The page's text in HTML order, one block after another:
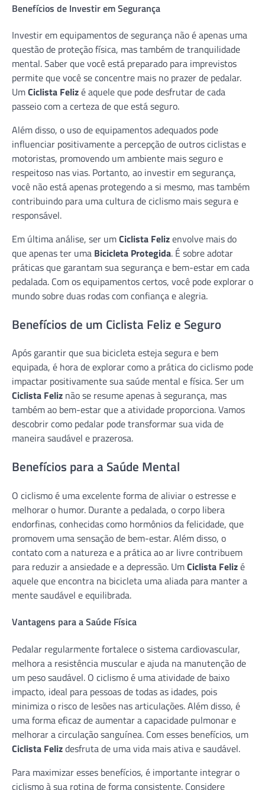
Benefícios de Investir em Segurança
Investir em equipamentos de segurança não é apenas uma
questão de proteção física, mas também de tranquilidade
mental. Saber que você está preparado para imprevistos
permite que você se concentre mais no prazer de pedalar.
UmCiclista Felizé aquele que pode desfrutar de cada
passeio com a certeza de que está seguro.
Além disso, o uso de equipamentos adequados pode
influenciar positivamente a percepção de outros ciclistas e
motoristas, promovendo um ambiente mais seguro e
respeitoso nas vias. Portanto, ao investir em segurança,
você não está apenas protegendo a si mesmo, mas também
contribuindo para uma cultura de ciclismo mais segura e
responsável.
Em última análise, ser umCiclista Felizenvolve mais do
que apenas ter uma Bicicleta Protegida. É sobre adotar
práticas que garantam sua segurança e bem-estar em cada
pedalada. Com os equipamentos certos, você pode explorar o
mundo sobre duas rodas com confiança e alegria.
Benefícios de um Ciclista Feliz e Seguro
Após garantir que sua bicicleta esteja segura e bem
equipada, é hora de explorar como a prática do ciclismo pode
impactar positivamente sua saúde mental e física. Ser um
Ciclista Feliz não se resume apenas à segurança, mas
também ao bem-estar que a atividade proporciona. Vamos
descobrir como pedalar pode transformar sua vida de
maneira saudável e prazerosa.
Benefícios para a Saúde Mental
O ciclismo é uma excelente forma de aliviar o estresse e
melhorar o humor. Durante a pedalada, o corpo libera
endorfinas, conhecidas como hormônios da felicidade, que
promovem uma sensação de bem-estar. Além disso, o
contato com a natureza e a prática ao ar livre contribuem
para reduzir a ansiedade e a depressão. UmCiclista Felizé
aquele que encontra na bicicleta uma aliada para manter a
mente saudável e equilibrada.
Vantagens para a Saúde Física
Pedalar regularmente fortalece o sistema cardiovascular,
melhora a resistência muscular e ajuda na manutenção de
um peso saudável. O ciclismo é uma atividade de baixo
impacto, ideal para pessoas de todas as idades, pois
minimiza o risco de lesões nas articulações. Além disso, é
uma forma eficaz de aumentar a capacidade pulmonar e
melhorar a circulação sanguínea. Com esses benefícios, um
Ciclista Felizdesfruta de uma vida mais ativa e saudável.
Para maximizar esses benefícios, é importante integrar o
ciclismo à sua rotina de forma consistente. Considere